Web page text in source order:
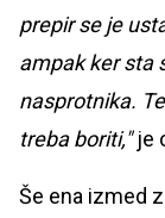
prepir se je
ampak ker sta
nasprotnika.
treba boriti,"je
Še ena izmed